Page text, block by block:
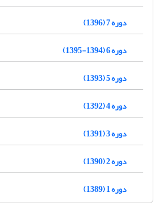
دوره 7 (1396)
دوره 6 (1394-1395)
دوره 5 (1393)
دوره 4 (1392)
دوره 3 (1391)
دوره 2 (1390)
دوره 1 (1389)